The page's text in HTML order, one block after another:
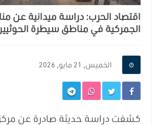
اقتصاد الحرب: دراسة ميدانية عن
الجمركية في مناطق سيطرة
الخميس, 21 مايو, 2026
كشفت دراسة حديثة صادرة عن مركز